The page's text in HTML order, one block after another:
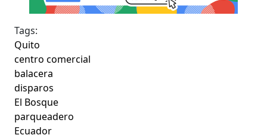
Tags:
Quito
centro comercial
balacera
disparos
El Bosque
parqueadero
Ecuador